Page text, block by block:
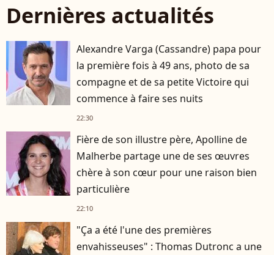
Dernières actualités
Alexandre Varga (Cassandre) papa pour
la première fois à 49 ans, photo de sa
compagne et de sa petite Victoire qui
commence à faire ses nuits
22:30
Fière de son illustre père, Apolline de
Malherbe partage une de ses œuvres
chère à son cœur pour une raison bien
particulière
22:10
"Ça a été l'une des premières
envahisseuses" : Thomas Dutronc a une